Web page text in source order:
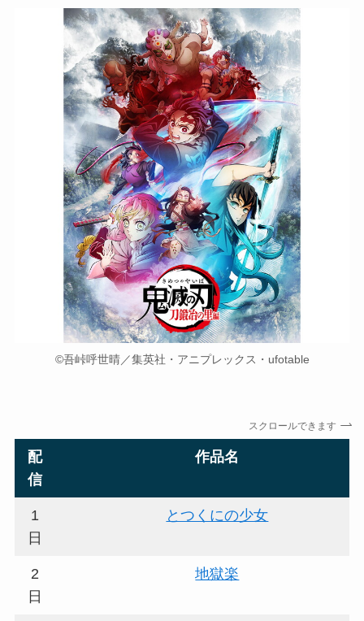
©吾峠呼世晴／集英社・アニプレックス・ufotable
スクロールできます
配
信
作品名
1
日
とつくにの少女
2
日
地獄楽